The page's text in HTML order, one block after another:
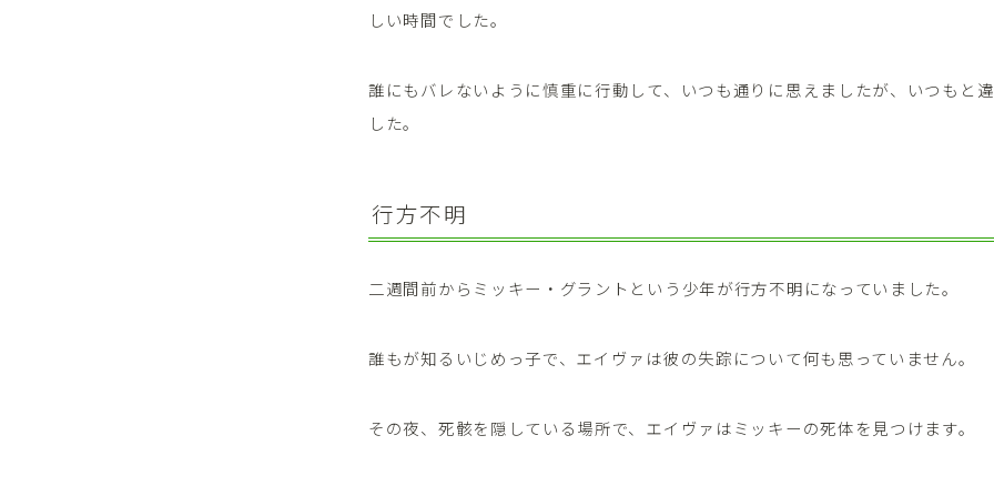
しい時間でした。
誰にもバレないように慎重に行動して、いつも通りに思えましたが、いつもと
した。
行方不明
二週間前からミッキー・グラントという少年が行方不明になっていました。
誰もが知るいじめっ子で、エイヴァは彼の失踪について何も思っていません。
その夜、死骸を隠している場所で、エイヴァはミッキーの死体を見つけます。